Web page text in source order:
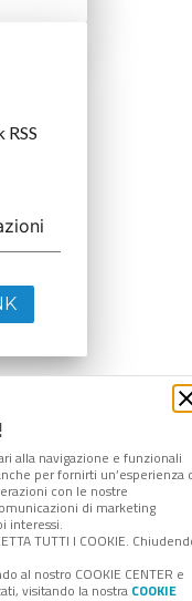
alla navigazione e funzionali
per fornirti un’esperienza
con le nostre
di marketing
interessi.
TUTTI I COOKIE.
al nostro COOKIE CENTER e
visitando la nostra COOKIE